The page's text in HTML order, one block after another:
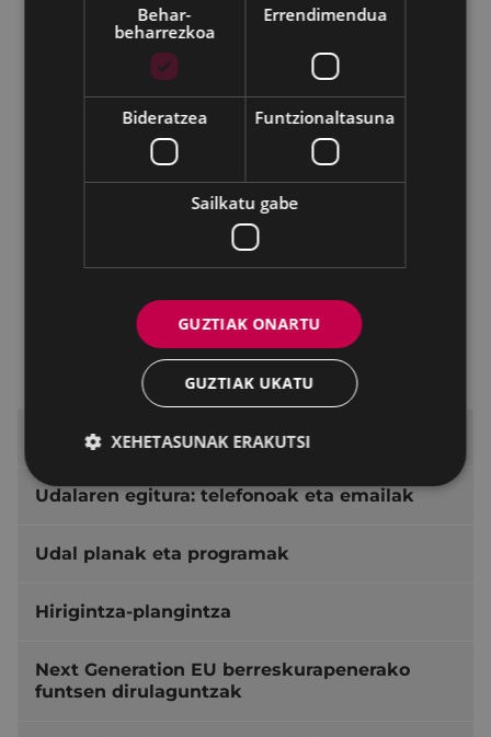
Ego Ibarra Batzordea
Urteko memoriak
'Eibar Kirolaren Europar Hiria 2023'
Eibar Martxan
Informatika
Zerbitzuen kartak
Udalaren egitura: telefonoak eta emailak
Udal planak eta programak
Hirigintza-plangintza
Next Generation EU berreskurapenerako
funtsen dirulaguntzak
Behar-
beharrezkoa
Errendimendua
Bideratzea Funtzionaltasuna
Sailkatu gabe
GUZTIAK ONARTU
GUZTIAK UKATU
XEHETASUNAK ERAKUTSI